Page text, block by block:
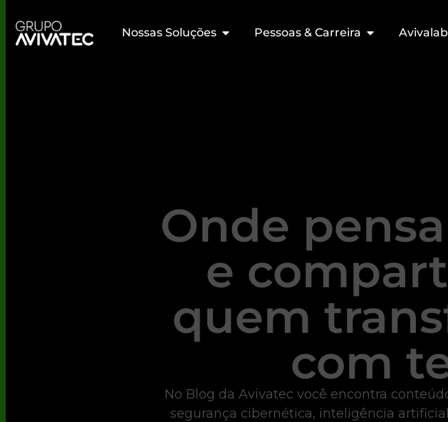
Nossas Soluções Pessoas & Carreira Avivalab
Onde
e
quem
com
No Blog da Avivatec você encontra
segurança cibernética, inteligência